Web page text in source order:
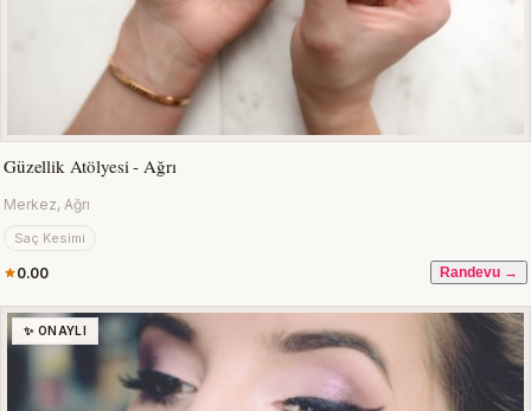
Güzellik Atölyesi - Ağrı
Merkez, Ağrı
Saç Kesimi
0.00 Randevu →
✨ ONAYLI